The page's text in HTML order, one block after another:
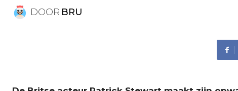
DOOR BRU